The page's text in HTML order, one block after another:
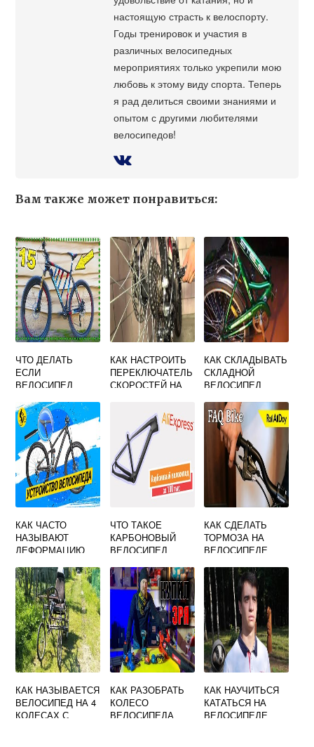
настоящую страсть к велоспорту.
Годы тренировок и участия в
различных велосипедных
мероприятиях только укрепили мою
любовь к этому виду спорта. Теперь
я рад делиться своими знаниями и
опытом с другими любителями
велосипедов!
Вам также может понравиться:
ЧТО ДЕЛАТЬ
ЕСЛИ
ВЕЛОСИПЕД
КАК НАСТРОИТЬ
ПЕРЕКЛЮЧАТЕЛЬ
СКОРОСТЕЙ НА
СТЕЛС ФОКУС
КАК СКЛАДЫВАТЬ
СКЛАДНОЙ
ВЕЛОСИПЕД
КАК ЧАСТО
НАЗЫВАЮТ
ДЕФОРМАЦИЮ
КОЛЕСА
ЧТО ТАКОЕ
КАРБОНОВЫЙ
ВЕЛОСИПЕД
КАК СДЕЛАТЬ
ТОРМОЗА НА
ВЕЛОСИПЕДЕ
ЗАДНИЕ
ДИСКОВЫЕ
КАК НАЗЫВАЕТСЯ
ВЕЛОСИПЕД НА 4
КОЛЕСАХ С
КАК РАЗОБРАТЬ
КОЛЕСО
ВЕЛОСИПЕДА
КАК НАУЧИТЬСЯ
КАТАТЬСЯ НА
ВЕЛОСИПЕДЕ